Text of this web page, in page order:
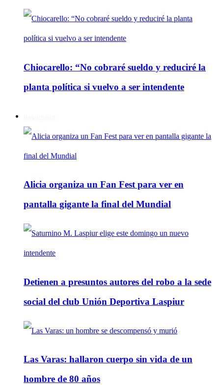
Chiocarello: “No cobraré sueldo y reduciré la
planta política si vuelvo a ser intendente
Alicia organiza un Fan Fest para ver en
pantalla gigante la final del Mundial
Detienen a presuntos autores del robo a la sede
social del club Unión Deportiva Laspiur
Las Varas: hallaron cuerpo sin vida de un
hombre de 80 años